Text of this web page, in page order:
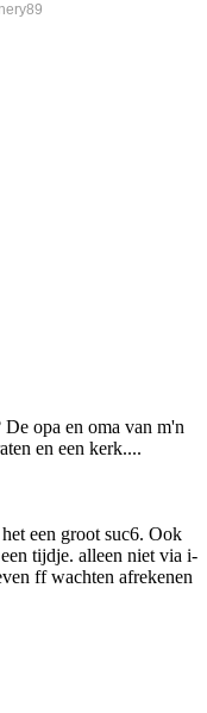
opa en oma van m'n
en een kerk....
een groot suc6. Ook
tijdje. alleen niet via i-
ff wachten afrekenen